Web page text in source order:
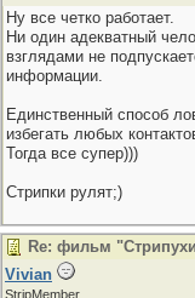
Ну все четко работает.
Ни один адекватный
взглядами не
информации.
Единственный способ
избегать любых
Тогда все супер)))
Стрипки рулят;)
Re: фильм
Vivian
StripMember